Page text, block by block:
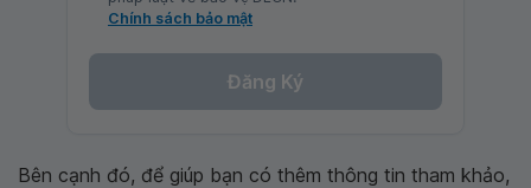
Chính sách bảo mật
Đăng Ký
Bên cạnh đó, để giúp bạn có thêm thông tin tham khảo,